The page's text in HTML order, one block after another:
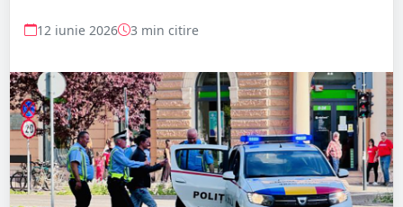
12 iunie 2026 3 min citire